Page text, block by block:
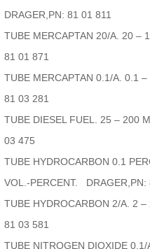
DRAGER,PN: 81 01 811
TUBE MERCAPTAN 20/A. 20 –
81 01 871
TUBE MERCAPTAN 0.1/A. 0.1
81 03 281
TUBE DIESEL FUEL. 25 – 200
03 475
TUBE HYDROCARBON 0.1
VOL.-PERCENT. DRAGER,PN:
TUBE HYDROCARBON 2/A. 2
81 03 581
TUBE NITROGEN DIOXIDE